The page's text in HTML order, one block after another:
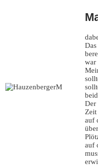
war
Der
auf
auf